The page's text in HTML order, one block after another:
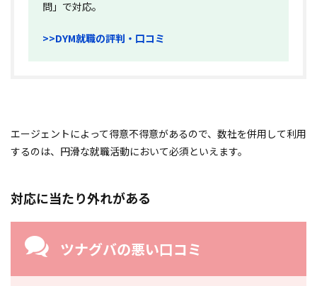
問」で対応。
>>DYM就職の評判・口コミ
エージェントによって得意不得意があるので、数社を併用して利用
するのは、円滑な就職活動において必須といえます。
対応に当たり外れがある
ツナグバの悪い口コミ